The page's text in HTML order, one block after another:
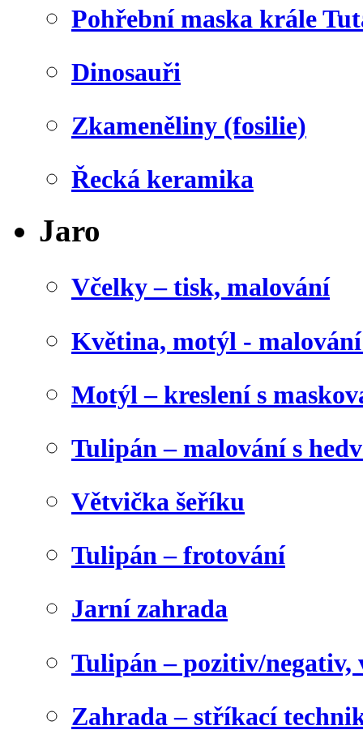
Pohřební maska krále
Dinosauři
Zkameněliny (fosilie)
Řecká keramika
Jaro
Včelky – tisk, malování
Květina, motýl -
Motýl – kreslení s
Tulipán – malování s
Větvička šeříku
Tulipán – frotování
Jarní zahrada
Tulipán – pozitiv/negativ,
Zahrada – stříkací